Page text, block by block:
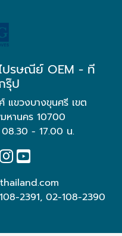
รษณีย์ OEM - ที
รุ๊ป
ขวงบางขุนศรี เขต
หานคร 10700
- 17.00 น.
2391, 02-108-2390